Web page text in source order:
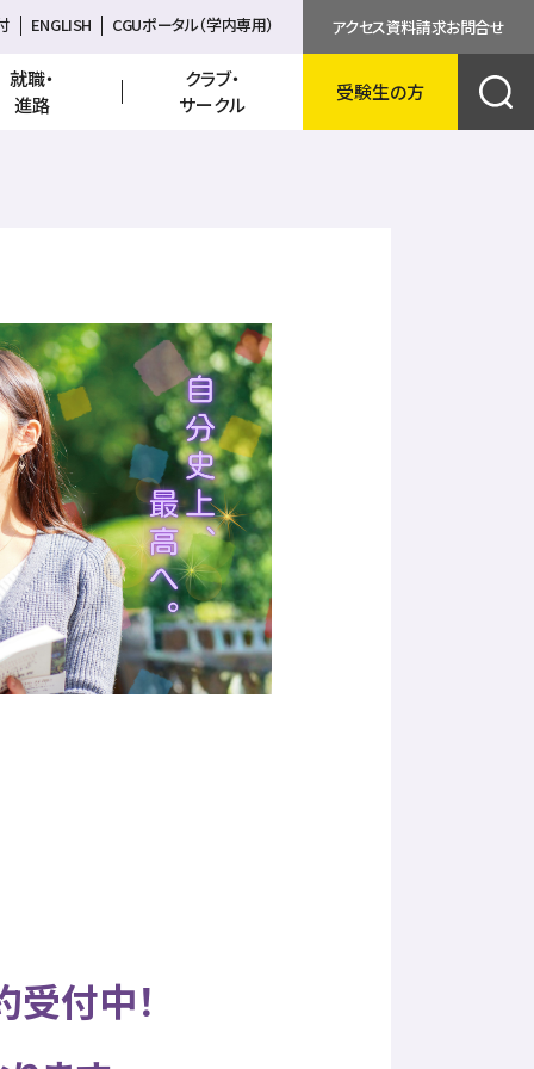
ENGLISH CGUポータル（学内専用） アクセス資料請求お問合せ
就職・
進路
クラブ・
サークル
受験生の方
English
付中！